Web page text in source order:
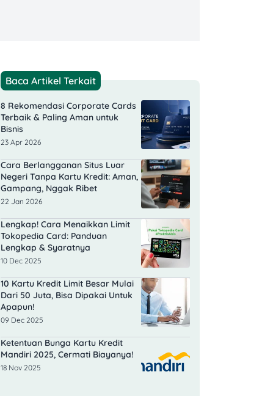
Baca Artikel Terkait
8 Rekomendasi Corporate Cards
Terbaik & Paling Aman untuk
Bisnis
23 Apr 2026
Cara Berlangganan Situs Luar
Negeri Tanpa Kartu Kredit: Aman,
Gampang, Nggak Ribet
22 Jan 2026
Lengkap! Cara Menaikkan Limit
Tokopedia Card: Panduan
Lengkap & Syaratnya
10 Dec 2025
10 Kartu Kredit Limit Besar Mulai
Dari 50 Juta, Bisa Dipakai Untuk
Apapun!
09 Dec 2025
Ketentuan Bunga Kartu Kredit
Mandiri 2025, Cermati Biayanya!
18 Nov 2025